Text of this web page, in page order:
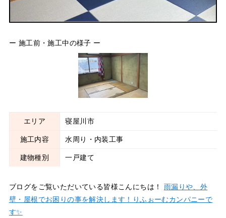
ー 施工前・施工中の様子 ー
エリア 寝屋川市
施工内容 水周り・内装工事
建物種別 一戸建て
ブログをご覧いただいている皆様こんにちは！ 雨漏りや、外
壁・屋根でお困りの事を解決します！りふぉーむカンパニーで
す✨